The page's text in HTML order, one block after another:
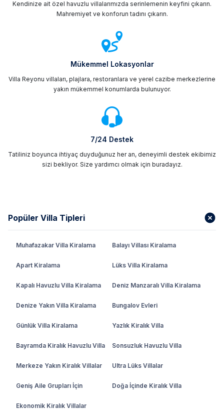
Kendinize ait özel havuzlu villalarımızda serinlemenin keyfini çıkarın.
Mahremiyet ve konforun tadını çıkarın.
Mükemmel Lokasyonlar
Villa Reyonu villaları, plajlara, restoranlara ve yerel cazibe merkezlerine
yakın mükemmel konumlarda bulunuyor.
7/24 Destek
Tatiliniz boyunca ihtiyaç duyduğunuz her an, deneyimli destek ekibimiz
sizi bekliyor. Size yardımcı olmak için buradayız.
Popüler Villa Tipleri
Muhafazakar Villa Kiralama Balayı Villası Kiralama
Apart Kiralama Lüks Villa Kiralama
Kapalı Havuzlu Villa Kiralama Deniz Manzaralı Villa Kiralama
Denize Yakın Villa Kiralama Bungalov Evleri
Günlük Villa Kiralama Yazlık Kiralık Villa
Bayramda Kiralık Havuzlu Villa Sonsuzluk Havuzlu Villa
Merkeze Yakın Kiralık Villalar Ultra Lüks Villalar
Geniş Aile Grupları İçin Doğa İçinde Kiralık Villa
Ekonomik Kiralık Villalar